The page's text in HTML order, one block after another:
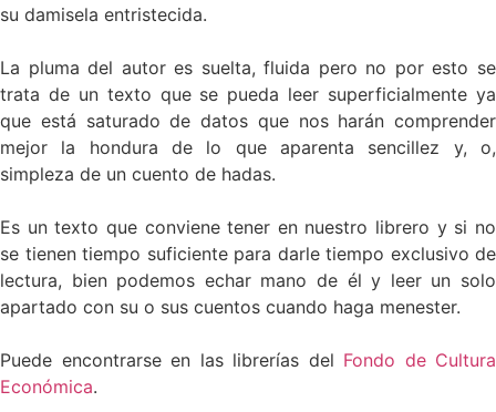
su damisela entristecida.
La pluma del autor es suelta, fluida pero no por esto se
trata de un texto que se pueda leer superficialmente ya
que está saturado de datos que nos harán comprender
mejor la hondura de lo que aparenta sencillez y, o,
simpleza de un cuento de hadas.
Es un texto que conviene tener en nuestro librero y si no
se tienen tiempo suficiente para darle tiempo exclusivo de
lectura, bien podemos echar mano de él y leer un solo
apartado con su o sus cuentos cuando haga menester.
Puede encontrarse en las librerías del Fondo de Cultura
Económica.